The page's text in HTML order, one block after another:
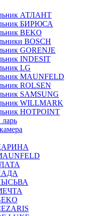
АТЛАНТ
БИРЮСА
BEKO
BOSCH
GORENJE
INDESIT
LG
MAUNFELD
ROLSEN
SAMSUNG
WILLMARK
HOTPOINT